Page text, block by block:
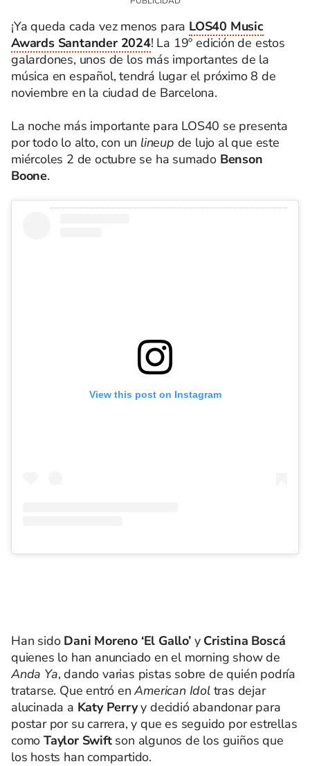
¡Ya queda cada vez menos para LOS40 Music
Awards Santander 2024! La 19º edición de estos
galardones, unos de los más importantes de la
música en español, tendrá lugar el próximo 8 de
noviembre en la ciudad de Barcelona.
La noche más importante para LOS40 se presenta
por todo lo alto, con un lineup de lujo al que este
miércoles 2 de octubre se ha sumado Benson
Boone.
View this post on Instagram
Han sido Dani Moreno ‘El Gallo’y Cristina Boscá
quienes lo han anunciado en el morning show de
Anda Ya, dando varias pistas sobre de quién podría
tratarse. Que entró enAmerican Idoltras dejar
alucinada a Katy Perryy decidió abandonar para
postar por su carrera, y que es seguido por estrellas
como Taylor Swiftson algunos de los guiños que
los hosts han compartido.